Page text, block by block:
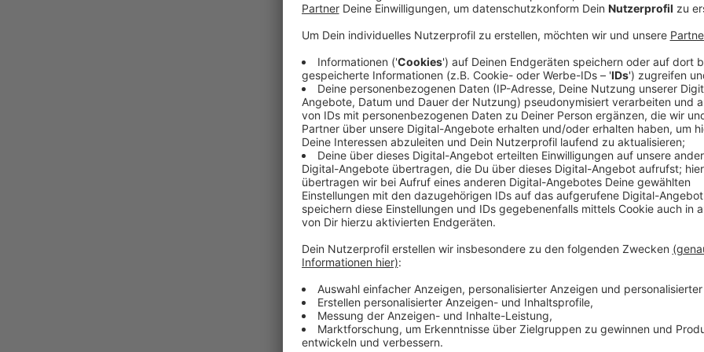
(dpa) - Die No Angels, in den 2000er Jahren die
spüren bei ihrem Comeback nach sieben Jahren
Nummer-Eins-Hits. Wir machen uns keinen Stress
sagte Sandy Mölling (40) der Deutschen Presse-
die ihr Bestes geben wollen. Wir haben einen hohen
die Eins sein."
Anzeige
Interview: No Angels
Anzeige